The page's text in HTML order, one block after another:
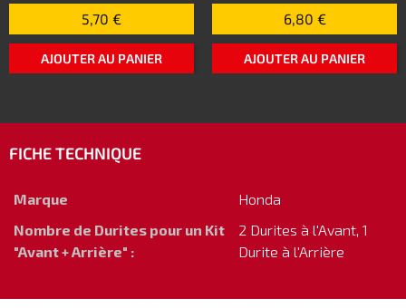
5,70 €
AJOUTER AU PANIER
6,80 €
AJOUTER AU PANIER
FICHE TECHNIQUE
Marque
Honda
Nombre de Durites pour un Kit
"Avant + Arrière" :
2 Durites à l'Avant, 1
Durite à l'Arrière